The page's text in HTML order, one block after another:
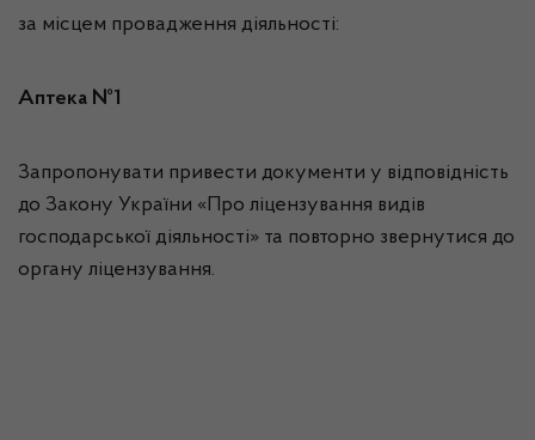
за місцем провадження діяльності:
Аптека №1
Запропонувати привести документи у відповідність
до Закону України «Про ліцензування видів
господарської діяльності» та повторно звернутися до
органу ліцензування.